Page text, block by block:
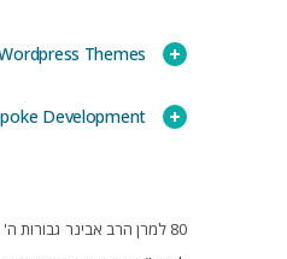
Themes
Development
80 למרן הרב אבינר גבורות ה'